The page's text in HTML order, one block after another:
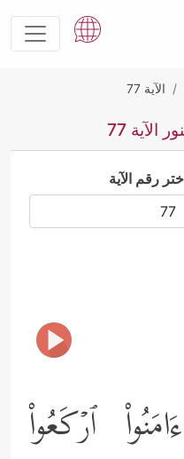
الآية 77
77
رقم الآية
ٱرۡكَعُواْ